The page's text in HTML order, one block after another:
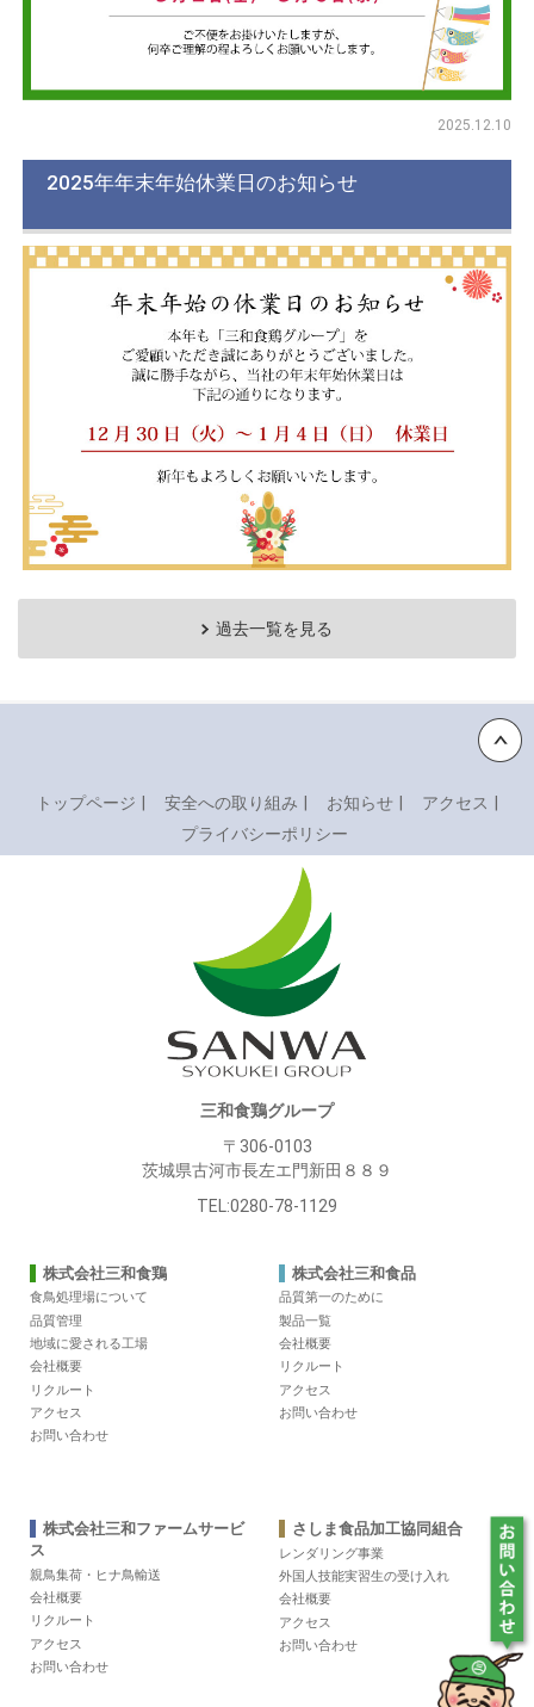
2025.12.10
2025年年末年始休業日のお知らせ
過去一覧を見る
トップページ 安全への取り組み お知らせ
アクセス
プライバシーポリシー
三和食鶏グループ
〒306-0103
茨城県古河市長左エ門新田８８９
TEL:0280-78-1129
株式会社三和食鶏
食鳥処理場について
品質管理
地域に愛される工場
会社概要
リクルート
アクセス
お問い合わせ
株式会社三和食品
品質第一のために
製品一覧
会社概要
リクルート
アクセス
お問い合わせ
株式会社三和ファームサービ
ス
親鳥集荷・ヒナ鳥輸送
会社概要
リクルート
アクセス
お問い合わせ
さしま食品加工協同組合
レンダリング事業
外国人技能実習生の受け入れ
会社概要
アクセス
お問い合わせ